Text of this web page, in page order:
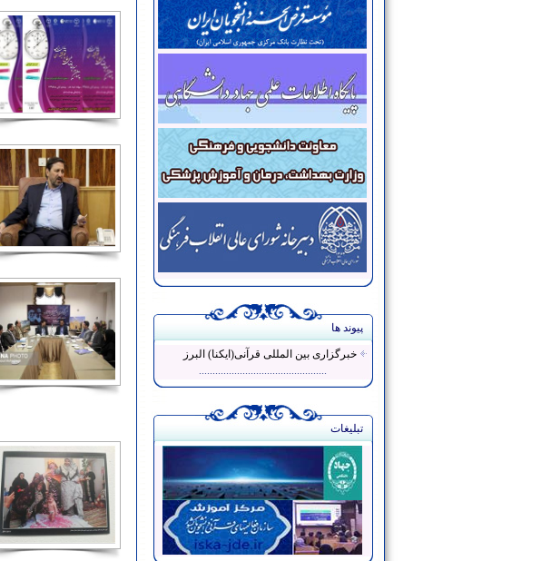
پیوند ها
خبرگزاری بین المللی قرآنی(ایکنا) البرز
...............................................
تبلیغات